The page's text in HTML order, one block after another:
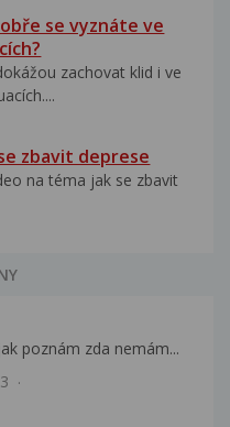
se vyznáte ve
zachovat klid i ve
se zbavit deprese
na téma jak se zbavit
poznám zda nemám...